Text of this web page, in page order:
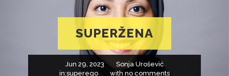
SUPERŽENA
Jun 29, 2023
Sonja Urošević
in:superego with no comments